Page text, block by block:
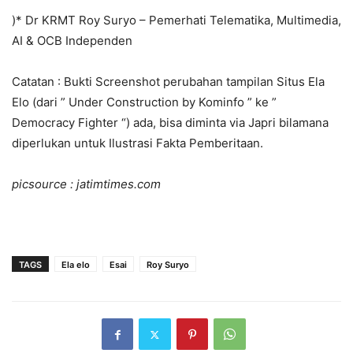
)* Dr KRMT Roy Suryo – Pemerhati Telematika, Multimedia,
AI & OCB Independen
Catatan : Bukti Screenshot perubahan tampilan Situs Ela
Elo (dari ” Under Construction by Kominfo ” ke ”
Democracy Fighter “) ada, bisa diminta via Japri bilamana
diperlukan untuk Ilustrasi Fakta Pemberitaan.
picsource : jatimtimes.com
TAGS Ela elo Esai Roy Suryo